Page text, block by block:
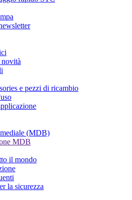
novità
e pezzi di ricambio
(MDB)
MDB
il mondo
la sicurezza